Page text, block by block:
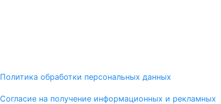
Политика обработки персональных данных
Согласие на получение информационных и рекламных